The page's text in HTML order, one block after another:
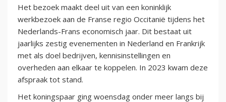
Het bezoek maakt deel uit van een koninklijk
werkbezoek aan de Franse regio Occitanië tijdens het
Nederlands-Frans economisch jaar. Dit bestaat uit
jaarlijks zestig evenementen in Nederland en Frankrijk
met als doel bedrijven, kennisinstellingen en
overheden aan elkaar te koppelen. In 2023 kwam deze
afspraak tot stand.
Het koningspaar ging woensdag onder meer langs bij